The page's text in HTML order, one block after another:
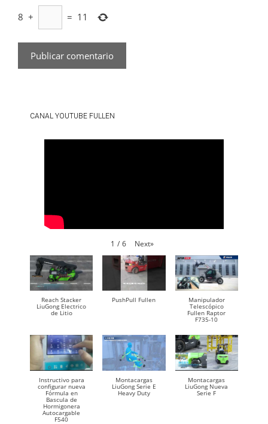
8 + = 11
CANAL YOUTUBE FULLEN
1 / 6 Next»
Reach Stacker
LiuGong Electrico
de Litio
PushPull Fullen
Manipulador
Telescópico
Fullen Raptor
F735-10
Instructivo para
configurar nueva
Fórmula en
Bascula de
Hormigonera
Autocargable
F540
Montacargas
LiuGong Serie E
Heavy Duty
Montacargas
LiuGong Nueva
Serie F